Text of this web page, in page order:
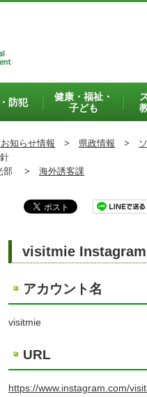
防犯
健康・福祉・
子ども
知らせ情報 > 県政情報 >
部 > 海外誘客課
visitmie Instagram
アカウント名
visitmie
URL
https://www.instagram.com/